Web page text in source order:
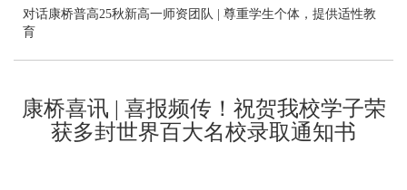
对话康桥普高25秋新高一师资团队 | 尊重学生个体，提供适性教
育
康桥喜讯 | 喜报频传！祝贺我校学子荣
获多封世界百大名校录取通知书